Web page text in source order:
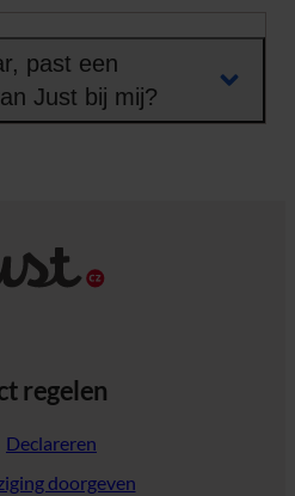
past een
Just bij mij?
regelen
Declareren
doorgeven